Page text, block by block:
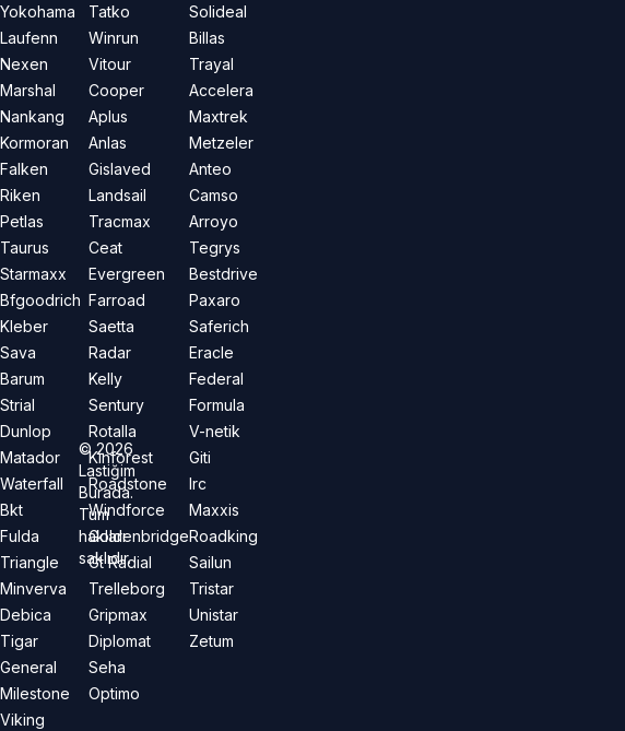
Yokohama
Laufenn
Nexen
Marshal
Nankang
Kormoran
Falken
Riken
Petlas
Taurus
Starmaxx
Bfgoodrich
Kleber
Sava
Barum
Strial
Dunlop
Matador
Waterfall
Bkt
Fulda
Triangle
Minverva
Debica
Tigar
General
Milestone
Viking
Tatko
Winrun
Vitour
Cooper
Aplus
Anlas
Gislaved
Landsail
Tracmax
Ceat
Evergreen
Farroad
Saetta
Radar
Kelly
Sentury
Rotalla
Kinforest
Roadstone
Windforce
Goldenbridge
Gt Radial
Trelleborg
Gripmax
Diplomat
Seha
Optimo
Solideal
Billas
Trayal
Accelera
Maxtrek
Metzeler
Anteo
Camso
Arroyo
Tegrys
Bestdrive
Paxaro
Saferich
Eracle
Federal
Formula
V-netik
Giti
Irc
Maxxis
Roadking
Sailun
Tristar
Unistar
Zetum
©2026
Lastiğim
Burada.
Tüm
hakları
saklıdır.